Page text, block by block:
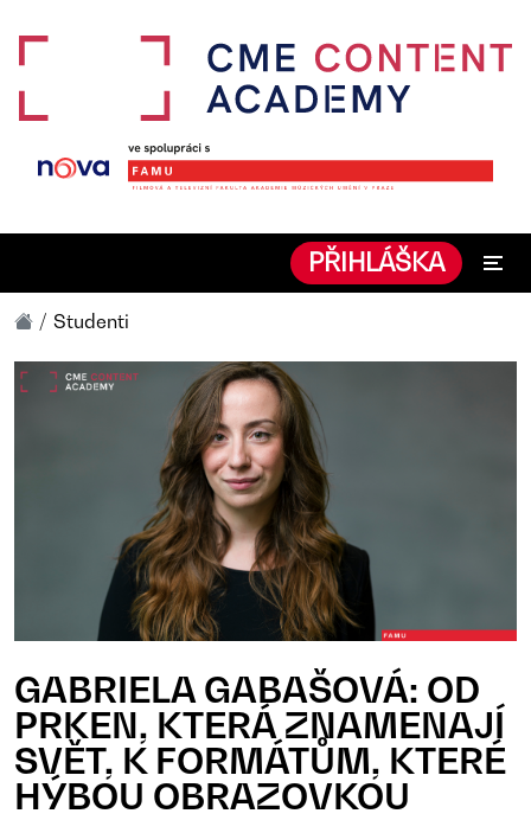
PŘIHLÁŠKA
Studenti
GABRIELA GABAŠOVÁ: OD
PRKEN, KTERÁ ZNAMENAJÍ
SVĚT, K FORMÁTŮM, KTERÉ
HÝBOU OBRAZOVKOU